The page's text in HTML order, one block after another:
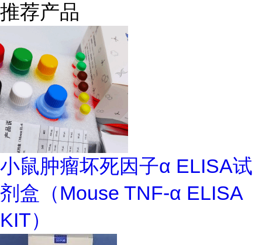
推荐产品
小鼠肿瘤坏死因子α ELISA试
剂盒（Mouse TNF-α ELISA
KIT）